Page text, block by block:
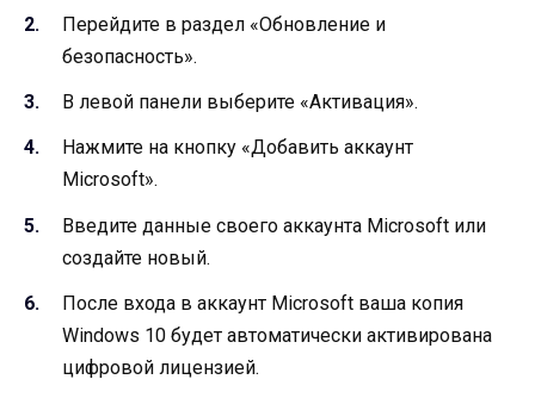
Перейдите в раздел «Обновление и
безопасность».
В левой панели выберите «Активация».
Нажмите на кнопку «Добавить аккаунт
Microsoft».
Введите данные своего аккаунта Microsoft или
создайте новый.
После входа в аккаунт Microsoft ваша копия
Windows 10 будет автоматически активирована
цифровой лицензией.